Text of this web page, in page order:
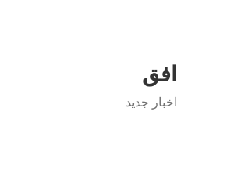
افق
اخبار جدید